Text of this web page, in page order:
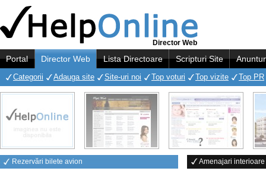
Director Web
Portal Director Web Lista Directoare Scripturi Site
Categorii Adauga site Site-uri noi Top voturi Top vizite Top PR
Rezervări bilete avion
Amenajari